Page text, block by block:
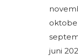
juni